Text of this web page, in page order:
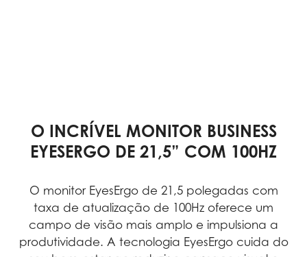
O INCRÍVEL MONITOR BUSINESS
EYESERGO DE 21,5” COM 100HZ
O monitor EyesErgo de 21,5 polegadas com
taxa de atualização de 100Hz oferece um
campo de visão mais amplo e impulsiona a
produtividade. A tecnologia EyesErgo cuida do